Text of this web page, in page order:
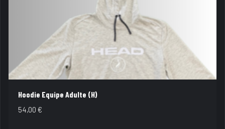
Hoodie Equipe Adulte (H)
54,00€